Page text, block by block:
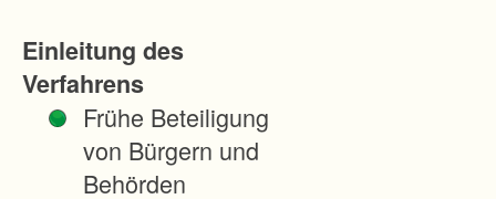
werden. Dazu
müssen die Gewanne
Einleitung des
Verfahrens
Frühe Beteiligung
von Bürgern und
Behörden